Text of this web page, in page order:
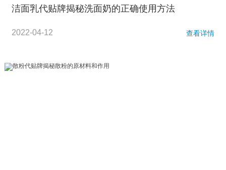
洁面乳代贴牌揭秘洗面奶的正确使用方法
2022-04-12 查看详情